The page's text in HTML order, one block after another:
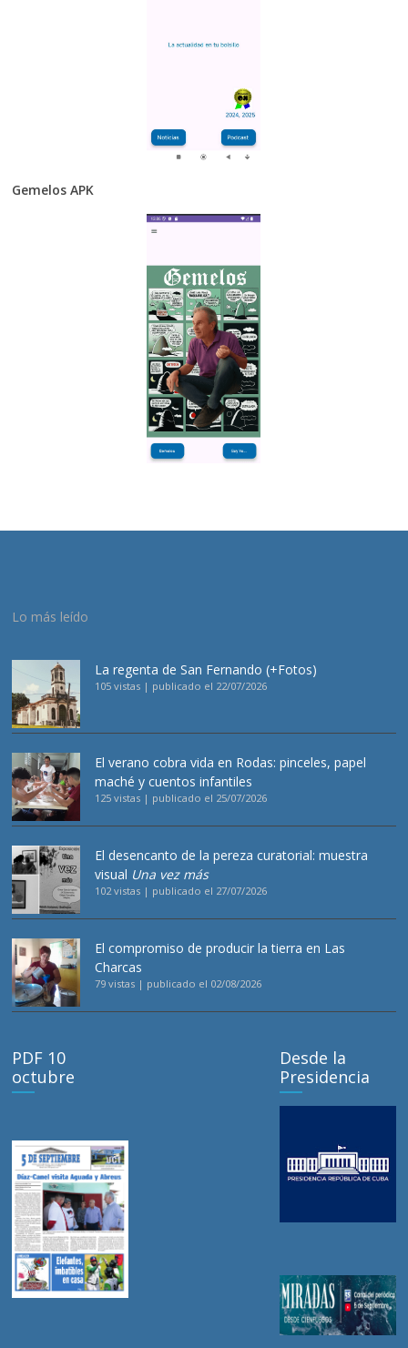
Gemelos APK
Lo más leído
La regenta de San Fernando (+Fotos)
105 vistas | publicado el 22/07/2026
El verano cobra vida en Rodas: pinceles, papel
maché y cuentos infantiles
125 vistas | publicado el 25/07/2026
El desencanto de la pereza curatorial: muestra
visual Una vez más
102 vistas | publicado el 27/07/2026
El compromiso de producir la tierra en Las
Charcas
79 vistas | publicado el 02/08/2026
PDF 10
octubre
Desde la
Presidencia